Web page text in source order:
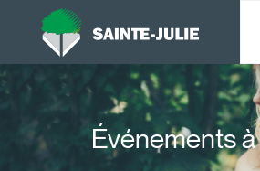
Événements